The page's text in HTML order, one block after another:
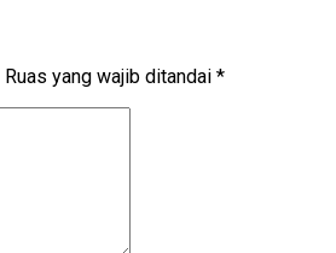
Ruas yang wajib ditandai *